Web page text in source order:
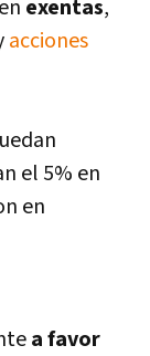
exentas,
acciones
el 5% en
en
a favor